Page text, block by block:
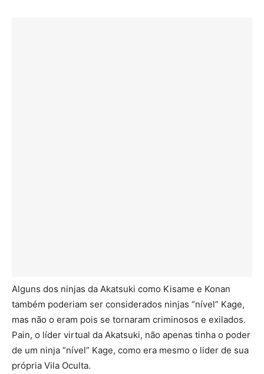
Alguns dos ninjas da Akatsuki como Kisame e Konan
também poderiam ser considerados ninjas “nível” Kage,
mas não o eram pois se tornaram criminosos e exilados.
Pain, o líder virtual da Akatsuki, não apenas tinha o poder
de um ninja “nível” Kage, como era mesmo o lider de sua
própria Vila Oculta.